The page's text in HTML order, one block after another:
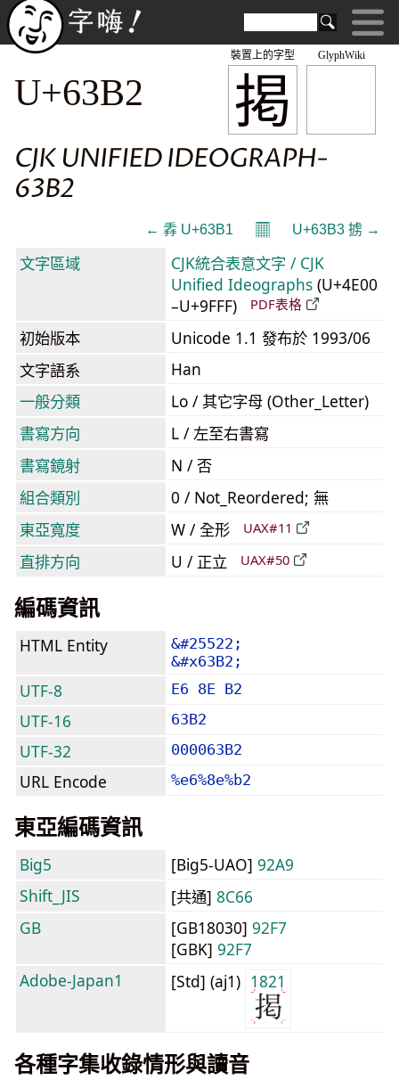
GlyphWiki
掲
裝置上的字型
U+63B2
CJK UNIFIED IDEOGRAPH-
63B2
← 掱 U+63B1 𝄜 U+63B3 掳 →
文字區域
CJK統合表意文字 / CJK
Unified Ideographs (U+4E00
–U+9FFF)
PDF表格
初始版本
Unicode 1.1 發布於 1993/06
文字語系
Han
一般分類
Lo / 其它字母 (Other_Letter)
書寫方向
L / 左至右書寫
書寫鏡射
N / 否
組合類別
0 / Not_Reordered; 無
東亞寬度
W / 全形 UAX#11
直排方向 U / 正立 UAX#50
編碼資訊
HTML Entity
&#25522;
&#x63B2;
UTF-8 E6 8E B2
UTF-16 63B2
UTF-32 000063B2
URL Encode %e6%8e%b2
東亞編碼資訊
Big5 [Big5-UAO] 92A9
Shift_JIS
[共通] 8C66
GB
[GB18030] 92F7
[GBK] 92F7
Adobe-Japan1
[Std] (aj1) 1821
各種字集收錄情形與讀音